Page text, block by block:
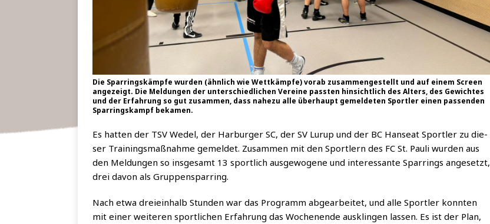
Die Spar­rings­kämp­fe wur­den (ähn­lich wie Wett­kämp­fe) vor­ab zusam­men­ge­stellt und auf einem Screen
ange­zeigt. Die Mel­dun­gen der unter­schied­li­chen Ver­ei­ne pass­ten hin­sicht­lich des Alters, des Gewich­tes
und der Erfah­rung so gut zusam­men, dass nahe­zu alle über­haupt gemel­de­ten Sport­ler einen pas­sen­den
Spar­rings­kampf bekamen.
Es hat­ten der TSV Wedel, der Har­bur­ger SC, der SV Lurup und der BC Han­se­at Sport­ler zu die­
ser Trai­nings­maß­nah­me gemel­det. Zusam­men mit den Sport­lern des FC St. Pau­li wur­den aus
den Mel­dun­gen so ins­ge­samt 13 sport­lich aus­ge­wo­ge­ne und inter­es­san­te Spar­rings ange­setzt,
drei davon als Gruppensparring.
Nach etwa drei­ein­halb Stun­den war das Pro­gramm abge­ar­bei­tet, und alle Sport­ler konn­ten
mit einer wei­te­ren sport­li­chen Erfah­rung das Wochen­en­de aus­klin­gen las­sen. Es ist der Plan,